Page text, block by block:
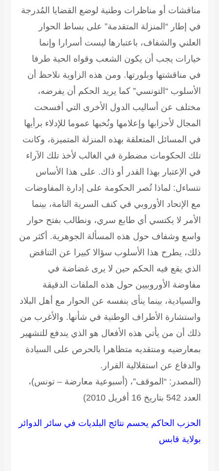
مناقشات أو مناظرات وطنية لوضع القضايا المُدرجة
في إطار “المنزلة المتقدمة” على بساط الحوار
العلني والشفاف، باعتبارها ليست أسرارا وإنما
خيارات يجب أن يكون الشعب وقواه الحية طرفا
في مناقشتها وبلورتها. ومن هذه الزاوية نلاحظ أن
الأسلوب “التونسي” كما يريد الحكم أن يفرضه،
مختلف عن أساليب الدول الأخرى التي أفسحت
المجال لأحزابها وإعلامها ونُخبها عموما للإدلاء برأيها
في المسائل المتعلقة بهذه المنزلة المتميزة، وكانت
تلك الحكومات مضطرة في الغالب لأخذ تلك الآراء
في الإعتبار بهذا القدر أو ذاك. على هذا الأساس
نتساءل: لماذا تُصر الحكومة على إدارة المفاوضات
مع الإتحاد الأوروبي في كنف السرية التامة، بينما
الأمر لا يكتسي أي طابع سري، ونطالب بفتح حوار
واسع وشفاف حول هذه المسألة الجوهرية. أكثر من
ذلك، يطرح هذا الأسلوب سؤالا كبيرا عن التناقض
الذي يقع فيه الحكم حين لا يرى غضاضة في
مفاوضة الأوروبيين حول هذه الملفات الدقيقة
والسيادية، بينما ينأى بنفسه عن الحوار مع أهل البلاد
واستشارة الأطراف الوطنية في شأنها. والأغرب من
ذلك أن من يأتي هذه الأفعال هو الذي يندفع للتشهير
بمعارضيه ومنتقديه متظاهرا بالحرص على السيادة
والدفاع عن استقلالية القرار.
(المصدر: “الموقف”، (أسبوعية معارضة – تونس)،
العدد 542 بتاريخ 16 أفريل 2010)
الحزب الحاكم يحسم نتائج البلديات في سائر الدوائر
بولاية قابس